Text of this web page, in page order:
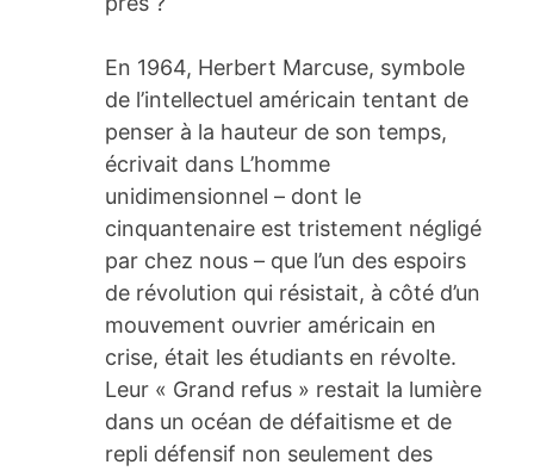
En 1964, Herbert Marcuse, symbole
de l’intellectuel américain tentant de
penser à la hauteur de son temps,
écrivait dans L’homme
unidimensionnel – dont le
cinquantenaire est tristement négligé
par chez nous – que l’un des espoirs
de révolution qui résistait, à côté d’un
mouvement ouvrier américain en
crise, était les étudiants en révolte.
Leur « Grand refus » restait la lumière
dans un océan de défaitisme et de
repli défensif non seulement des